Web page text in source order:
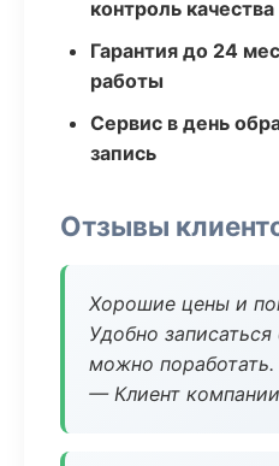
контроль качества
Гарантия до 24
работы
Сервис в день
запись
Отзывы
Хорошие цены и
Удобно записаться
можно поработать.
— Клиент компании